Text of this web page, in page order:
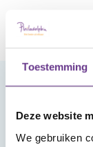
Toestemming
Deze website
We gebruiken